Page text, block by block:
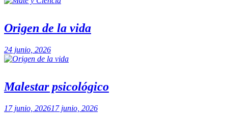
Origen de la vida
24 junio, 2026
Malestar psicológico
17 junio, 202617 junio, 2026